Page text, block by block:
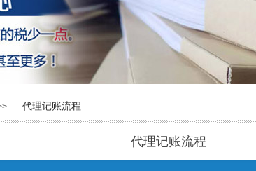
代理记账流程
代理记账流程